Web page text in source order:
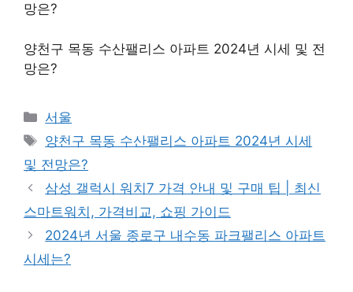
망은?
양천구 목동 수산팰리스 아파트 2024년 시세 및 전
망은?
Categories
서울
Tags
양천구 목동 수산팰리스 아파트 2024년 시세
및 전망은?
삼성 갤럭시 워치7 가격 안내 및 구매 팁 | 최신
스마트워치, 가격비교, 쇼핑 가이드
2024년 서울 종로구 내수동 파크팰리스 아파트
시세는?